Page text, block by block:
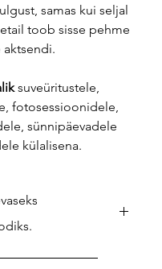
samas kui seljal
toob sisse pehme
suveüritustele,
fotosessioonidele,
sünnipäevadele
külalisena.
laenutust (nt